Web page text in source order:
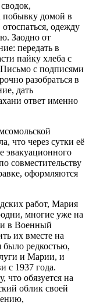
побывку домой в
одежду
Заодно от
передать в
пайку хлеба с
с подписями
разобраться в
дать
ответ именно
что через сутки её
эвакуационного
совместительству
оформляются
работ, Мария
многие уже на
в Военный
их вместе на
было редкостью,
и Марии, и
с 1937 года.
что обязуется на
облик своей